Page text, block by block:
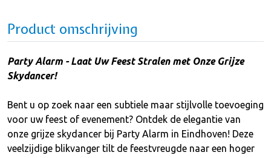
Product omschrijving
Party Alarm - Laat Uw Feest Stralen met Onze Grijze
Skydancer!
Bent u op zoek naar een subtiele maar stijlvolle toevoeging
voor uw feest of evenement? Ontdek de elegantie van
onze grijze skydancer bij Party Alarm in Eindhoven! Deze
veelzijdige blikvanger tilt de feestvreugde naar een hoger